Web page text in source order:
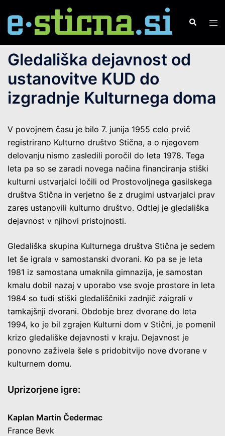
content
Search
Gledališka dejavnost od
ustanovitve KUD do
izgradnje Kulturnega doma
V povojnem času je bilo 7. junija 1955 celo prvič
registrirano Kulturno društvo Stična, a o njegovem
delovanju nismo zasledili poročil do leta 1978. Tega
leta pa so se zaradi novega načina financiranja stiški
kulturni ustvarjalci ločili od Prostovoljnega gasilskega
društva Stična in verjetno še z drugimi ustvarjalci prav
zares ustanovili kulturno društvo. Odtlej je gledališka
dejavnost v njihovi pristojnosti.
Gledališka skupina Kulturnega društva Stična je sedem
let še igrala v samostanski dvorani. Ko pa se je leta
1981 iz samostana umaknila gimnazija, je samostan
kmalu dobil nazaj v uporabo vse svoje prostore in leta
1984 so tudi stiški gledališčniki zadnjič zaigrali v
tamkajšnji dvorani. Obdobje brez dvorane do leta
1994, ko je bil zgrajen Kulturni dom v Stični, je pomenil
krizo gledališke dejavnosti v kraju. Dejavnost je
ponovno zaživela šele s pridobitvijo nove dvorane v
kulturnem domu.
Uprizorjene igre:
Kaplan Martin Čedermac
France Bevk